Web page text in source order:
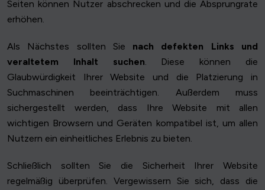
Seiten können Nutzer abschrecken und die Absprungrate
erhöhen.
Als Nächstes sollten Sie nach defekten Links und
veraltetem Inhalt suchen. Diese können die
Glaubwürdigkeit Ihrer Website und die Platzierung in
Suchmaschinen beeinträchtigen. Außerdem muss
sichergestellt werden, dass Ihre Website mit allen
wichtigen Browsern und Geräten kompatibel ist, um allen
Nutzern ein einheitliches Erlebnis zu bieten.
Schließlich sollten Sie die Sicherheit Ihrer Website
regelmäßig überprüfen. Vergewissern Sie sich, dass die